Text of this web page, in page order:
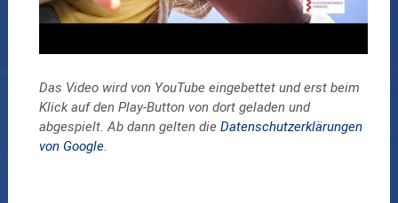
Das Video wird von YouTube eingebettet und erst beim
Klick auf den Play-Button von dort geladen und
abgespielt. Ab dann gelten die Datenschutzerklärungen
von Google.